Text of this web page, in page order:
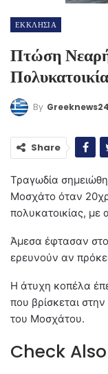
ΕΚΚΛΗΣΙΑ
Πτώση
By Greeknews24
Share
Τραγωδία
Μοσχάτο όταν
πολυκατοικίας, με
Άμεσα έφτασαν
ερευνούν αν
Η άτυχη κοπέλα
που βρίσκεται
του Μοσχάτου.
Check Also